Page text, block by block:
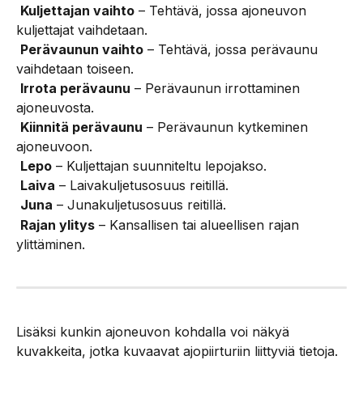
Kuljettajan vaihto – Tehtävä, jossa ajoneuvon
kuljettajat vaihdetaan.
Perävaunun vaihto – Tehtävä, jossa perävaunu
vaihdetaan toiseen.
Irrota perävaunu – Perävaunun irrottaminen
ajoneuvosta.
Kiinnitä perävaunu – Perävaunun kytkeminen
ajoneuvoon.
Lepo – Kuljettajan suunniteltu lepojakso.
Laiva – Laivakuljetusosuus reitillä.
Juna – Junakuljetusosuus reitillä.
Rajan ylitys – Kansallisen tai alueellisen rajan
ylittäminen.
Lisäksi kunkin ajoneuvon kohdalla voi näkyä
kuvakkeita, jotka kuvaavat ajopiirturiin liittyviä tietoja.